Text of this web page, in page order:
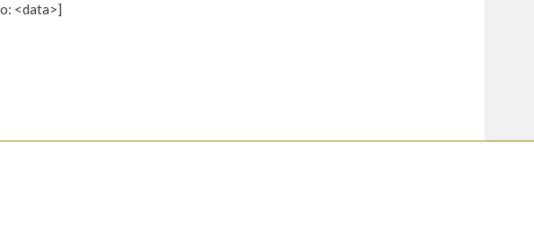
Propoño mellorar a definición
<data>]